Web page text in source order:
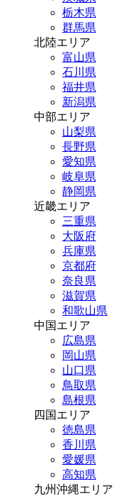
栃木県
群馬県
北陸エリア
富山県
石川県
福井県
新潟県
中部エリア
山梨県
長野県
愛知県
岐阜県
静岡県
近畿エリア
三重県
大阪府
兵庫県
京都府
奈良県
滋賀県
和歌山県
中国エリア
広島県
岡山県
山口県
鳥取県
島根県
四国エリア
徳島県
香川県
愛媛県
高知県
九州沖縄エリア